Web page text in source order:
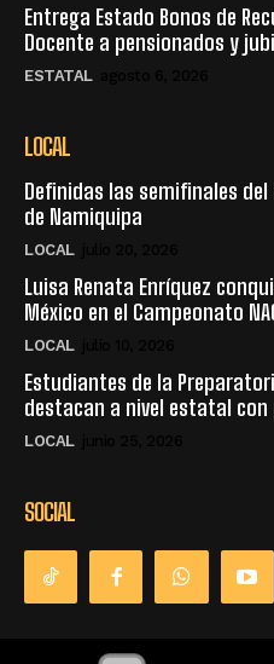
Entrega Estado Bonos de
Docente a pensionados y
ESTATAL
LOCAL
Definidas las semifinales
de Namiquipa
LOCAL
Luisa Renata Enríquez
México en el Campeonato
LOCAL
Estudiantes de la
destacan a nivel estatal
LOCAL
SOCIAL